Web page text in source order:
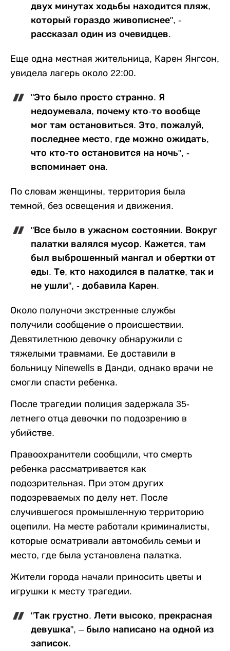
двух минутах ходьбы находится пляж,
который гораздо живописнее", -
рассказал один из очевидцев.
Еще одна местная жительница, Карен Янгсон,
увидела лагерь около 22:00.
"Это было просто странно. Я
недоумевала, почему кто-то вообще
мог там остановиться. Это, пожалуй,
последнее место, где можно ожидать,
что кто-то остановится на ночь", -
вспоминает она.
По словам женщины, территория была
темной, без освещения и движения.
"Все было в ужасном состоянии. Вокруг
палатки валялся мусор. Кажется, там
был выброшенный мангал и обертки от
еды. Те, кто находился в палатке, так и
не ушли", - добавила Карен.
Около полуночи экстренные службы
получили сообщение о происшествии.
Девятилетнюю девочку обнаружили с
тяжелыми травмами. Ее доставили в
больницу Ninewells в Данди, однако врачи не
смогли спасти ребенка.
После трагедии полиция задержала 35-
летнего отца девочки по подозрению в
убийстве.
Правоохранители сообщили, что смерть
ребенка рассматривается как
подозрительная. При этом других
подозреваемых по делу нет. После
случившегося промышленную территорию
оцепили. На месте работали криминалисты,
которые осматривали автомобиль семьи и
место, где была установлена палатка.
Жители города начали приносить цветы и
игрушки к месту трагедии.
"Так грустно. Лети высоко, прекрасная
девушка", – было написано на одной из
записок.